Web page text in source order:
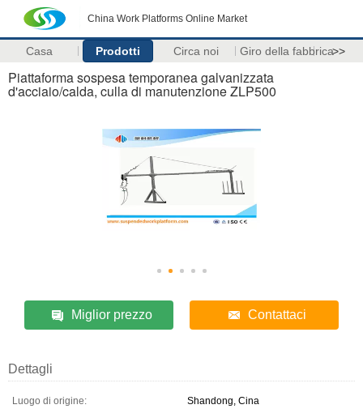
China Work Platforms Online Market
Casa Prodotti Circa noi Giro della fabbrica>>
Piattaforma sospesa temporanea galvanizzata
d'acciaio/calda, culla di manutenzione ZLP500
Miglior prezzo Contattaci
Dettagli
Luogo di origine:
Shandong, Cina